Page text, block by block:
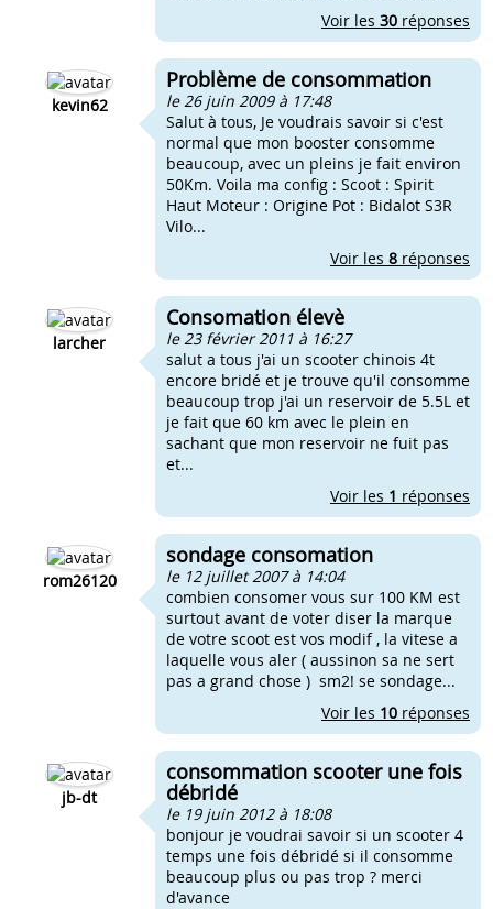
Voir les 30 réponses
kevin62
Problème de consommation
le 26 juin 2009 à 17:48
Salut à tous, Je voudrais savoir si c'est
normal que mon booster consomme
beaucoup, avec un pleins je fait environ
50Km. Voila ma config : Scoot : Spirit
Haut Moteur : Origine Pot : Bidalot S3R
Vilo...
Voir les 8 réponses
larcher
Consomation élevè
le 23 février 2011 à 16:27
salut a tous j'ai un scooter chinois 4t
encore bridé et je trouve qu'il consomme
beaucoup trop j'ai un reservoir de 5.5L et
je fait que 60 km avec le plein en
sachant que mon reservoir ne fuit pas
et...
Voir les 1 réponses
rom26120
sondage consomation
le 12 juillet 2007 à 14:04
combien consomer vous sur 100 KM est
surtout avant de voter diser la marque
de votre scoot est vos modif , la vitese a
laquelle vous aler ( aussinon sa ne sert
pas a grand chose ) sm2! se sondage...
Voir les 10 réponses
jb-dt
consommation scooter une fois
débridé
le 19 juin 2012 à 18:08
bonjour je voudrai savoir si un scooter 4
temps une fois débridé si il consomme
beaucoup plus ou pas trop ? merci
d'avance